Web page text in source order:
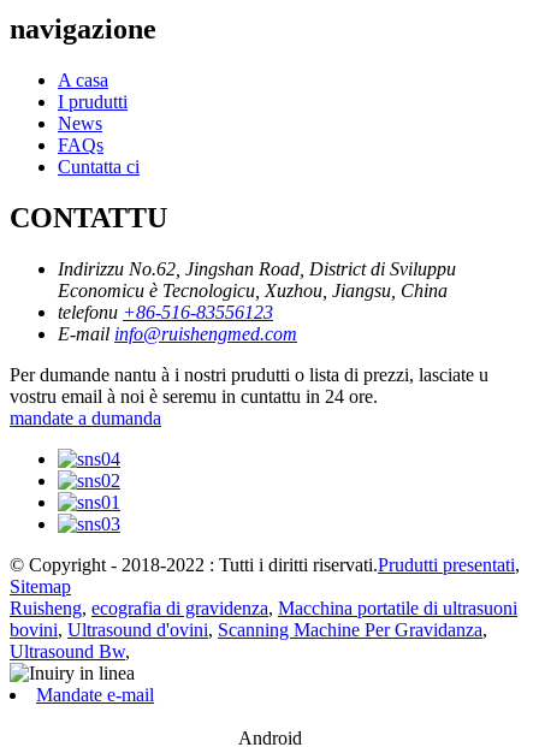
navigazione
A casa
I prudutti
News
FAQs
Cuntatta ci
CONTATTU
Indirizzu No.62, Jingshan Road, District di Sviluppu
Economicu è Tecnologicu, Xuzhou, Jiangsu, China
telefonu +86-516-83556123
E-mail info@ruishengmed.com
Per dumande nantu à i nostri prudutti o lista di prezzi, lasciate u
vostru email à noi è seremu in cuntattu in 24 ore.
mandate a dumanda
© Copyright - 2018-2022 : Tutti i diritti riservati.Prudutti presentati,
Sitemap
Ruisheng, ecografia di gravidenza, Macchina portatile di ultrasuoni
bovini, Ultrasound d'ovini, Scanning Machine Per Gravidanza,
Ultrasound Bw,
Mandate e-mail
Android